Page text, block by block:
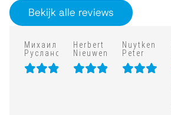
Bekijk alle reviews
Михаил
Русланович
Herbert
Nieuwenhuis
Nuytkens
Peter